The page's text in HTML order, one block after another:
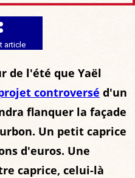
article
de l'été que Yaël
controversé d'un
flanquer la façade
Un petit caprice
d'euros. Une
caprice, celui-là